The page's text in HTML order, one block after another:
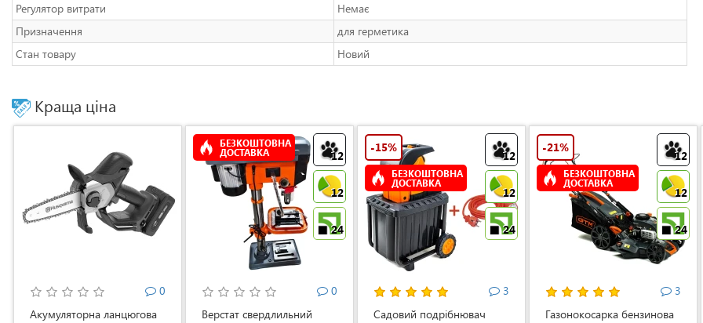
Регулятор витрати
Немає
Призначення
для герметика
Стан товару
Новий
Краща ціна
0
Акумуляторна ланцюгова
12
12
24
БЕЗКОШТОВНА
ДОСТАВКА
0
Верстат свердлильний
12
12
24
-15%
БЕЗКОШТОВНА
ДОСТАВКА
3
Садовий подрібнювач
12
12
24
-21%
БЕЗКОШТОВНА
ДОСТАВКА
3
Газонокосарка бензинова